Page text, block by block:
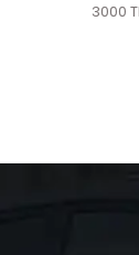
3000